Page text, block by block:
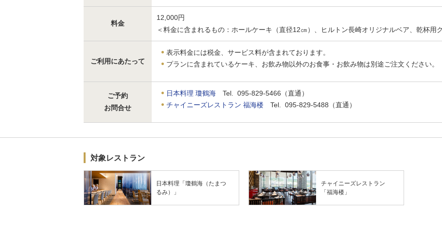
料金
12,000円
＜料金に含まれるもの：ホールケーキ（直径12㎝）、ヒルトン長崎オリジナルベア、乾杯用
ご利用にあたって
表示料金には税金、サービス料が含まれております。
プランに含まれているケーキ、お飲み物以外のお食事・お飲み物は別途ご注文ください。
ご予約
お問合せ
日本料理 瓊鶴海 Tel. 095-829-5466（直通）
チャイニーズレストラン 福海楼 Tel. 095-829-5488（直通）
対象レストラン
日本料理「瓊鶴海（たまつ
るみ）」
チャイニーズレストラン
「福海楼」